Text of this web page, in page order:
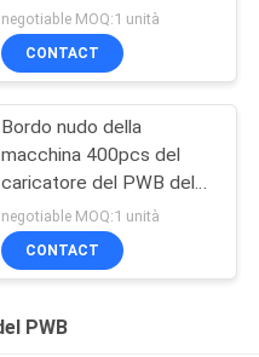
SpA
negotiable MOQ:1 unità
CONTACT
Bordo nudo della
macchina 400pcs del
caricatore del PWB del
pannello di tocco dello
SpA che carica VL-460
negotiable MOQ:1 unità
CONTACT
PWB